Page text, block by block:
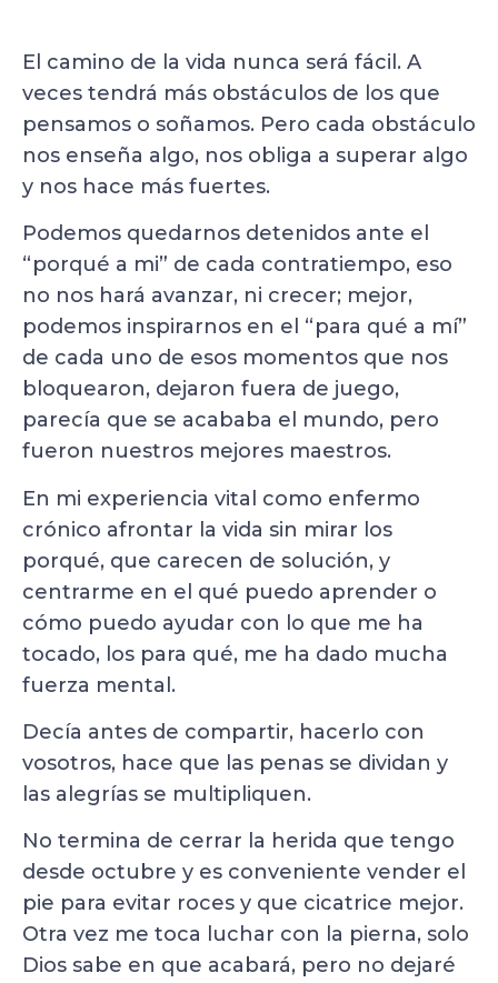
El camino de la vida nunca será fácil. A
veces tendrá más obstáculos de los que
pensamos o soñamos. Pero cada obstáculo
nos enseña algo, nos obliga a superar algo
y nos hace más fuertes.
Podemos quedarnos detenidos ante el
“porqué a mi” de cada contratiempo, eso
no nos hará avanzar, ni crecer; mejor,
podemos inspirarnos en el “para qué a mí”
de cada uno de esos momentos que nos
bloquearon, dejaron fuera de juego,
parecía que se acababa el mundo, pero
fueron nuestros mejores maestros.
En mi experiencia vital como enfermo
crónico afrontar la vida sin mirar los
porqué, que carecen de solución, y
centrarme en el qué puedo aprender o
cómo puedo ayudar con lo que me ha
tocado, los para qué, me ha dado mucha
fuerza mental.
Decía antes de compartir, hacerlo con
vosotros, hace que las penas se dividan y
las alegrías se multipliquen.
No termina de cerrar la herida que tengo
desde octubre y es conveniente vender el
pie para evitar roces y que cicatrice mejor.
Otra vez me toca luchar con la pierna, solo
Dios sabe en que acabará, pero no dejaré